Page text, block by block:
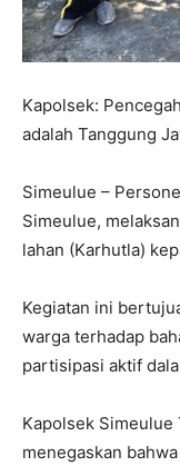
Kapolsek:
adalah Tanggung
Simeulue –
Simeulue,
lahan (Karhutla)
Kegiatan ini
warga terhadap
partisipasi aktif
Kapolsek Simeulue
menegaskan